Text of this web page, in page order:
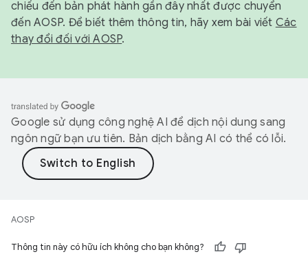
chiếu đến bản phát hành gần đây nhất được chuyển
đến AOSP. Để biết thêm thông tin, hãy xem bài viết Các
thay đổi đối với AOSP.
Google sử dụng công nghệ AI để dịch nội dung sang
ngôn ngữ bạn ưu tiên. Bản dịch bằng AI có thể có lỗi.
AOSP
Thông tin này có hữu ích không cho bạn không?